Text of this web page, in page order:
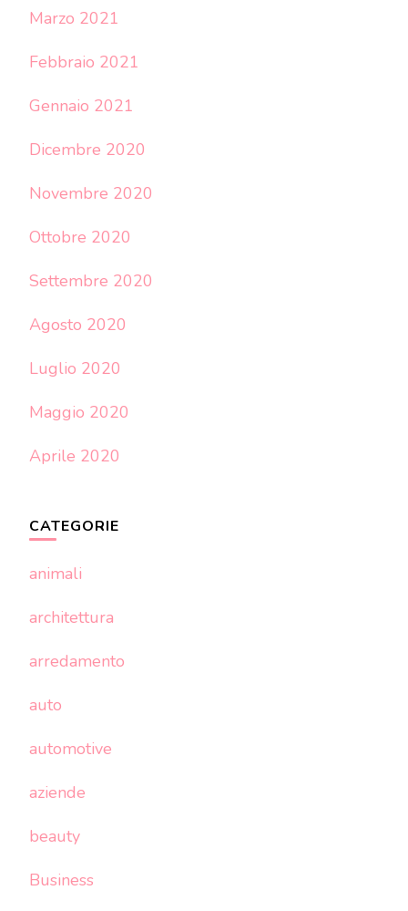
Marzo 2021
Febbraio 2021
Gennaio 2021
Dicembre 2020
Novembre 2020
Ottobre 2020
Settembre 2020
Agosto 2020
Luglio 2020
Maggio 2020
Aprile 2020
CATEGORIE
animali
architettura
arredamento
auto
automotive
aziende
beauty
Business